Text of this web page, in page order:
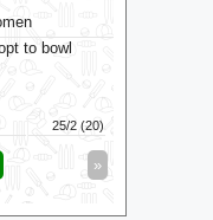
to bowl
25/2 (20)
»